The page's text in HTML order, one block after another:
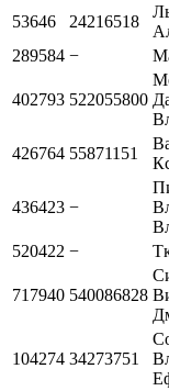
53646 24216518
289584 −
402793 522055800
426764 55871151
436423 −
520422 −
717940 540086828
104274 34273751